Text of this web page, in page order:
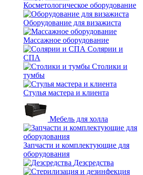
Косметологическое оборудование
Оборудование для визажиста
Массажное оборудование
Солярии и
СПА
Столики и
тумбы
Стулья мастера и клиента
Мебель для холла
Запчасти и комплектующие для
оборудования
Дезсредства